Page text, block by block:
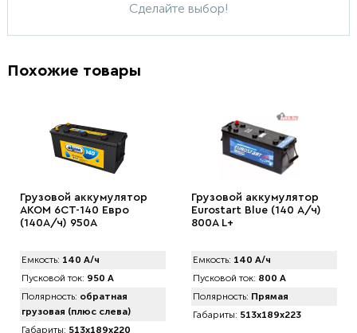
Сделайте выбор!
Похожие товары
Грузовой аккумулятор
AKOM 6CT-140 Евро
(140А/ч) 950А
Емкость: 140 А/ч
Пусковой ток: 950 А
Полярность: обратная
грузовая (плюс слева)
Габариты: 513x189x220
Грузовой аккумулятор
Eurostart Blue (140 А/ч)
800A L+
Емкость: 140 А/ч
Пусковой ток: 800 А
Полярность: Прямая
Габариты: 513x189x223